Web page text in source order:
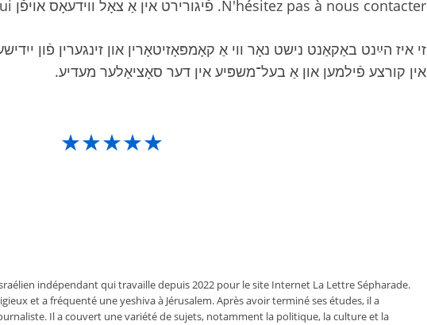
N'hésitez pas à nous contacter. פֿיגורירט אין אַ צאָל ווידעאָס אויפֿן Oui.
זי איז הײַנט באַקאַנט נישט נאָר ווי אַ קאָמפּאָזיטאָרין און זינגערין פֿון
אין קורצע פֿילמען און אַ בעל־משפּיע אין דער סאָציאַלער מעדיע.
★★★★★
indépendant qui travaille depuis 2022 pour le site Internet La Lettre Sépharade.
et a fréquenté une yeshiva à Jérusalem. Après avoir terminé ses études, il a
Il a couvert une variété de sujets, notamment la politique, la culture et la